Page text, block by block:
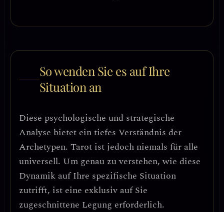
So wenden Sie es auf Ihre
Situation an
Diese psychologische und strategische
Analyse bietet ein tiefes Verständnis der
Archetypen. Tarot ist jedoch niemals für alle
universell. Um genau zu verstehen, wie diese
Dynamik auf Ihre spezifische Situation
zutrifft, ist eine exklusiv auf Sie
zugeschnittene Legung erforderlich.